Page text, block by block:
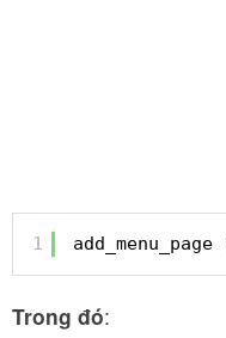
1 add_menu_page
Trong đó: